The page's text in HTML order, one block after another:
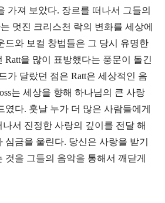
가져 보았다. 장르를 떠나서 그들의
멋진 크리스천 락의 변화를 세상에
드와 보컬 창법들은 그 당시 유명한
Ratt을 많이 표방했다는 풍문이 돌긴
가 달랐던 점은 Ratt은 세상적인 음
는 세상을 향해 하나님의 큰 사랑
였다. 훗날 누가 더 많은 사람들에게
서 진정한 사랑의 깊이를 전달 해
심금을 울린다. 당신은 사랑을 받기
것을 그들의 음악을 통해서 깨닫게